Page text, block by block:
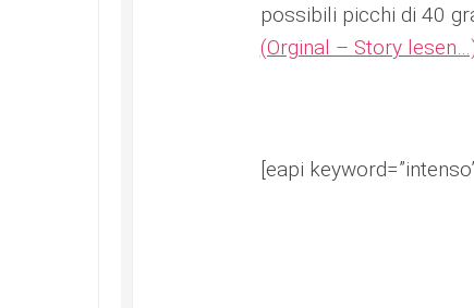
possibili picchi di 40
(Orginal – Story
[eapi